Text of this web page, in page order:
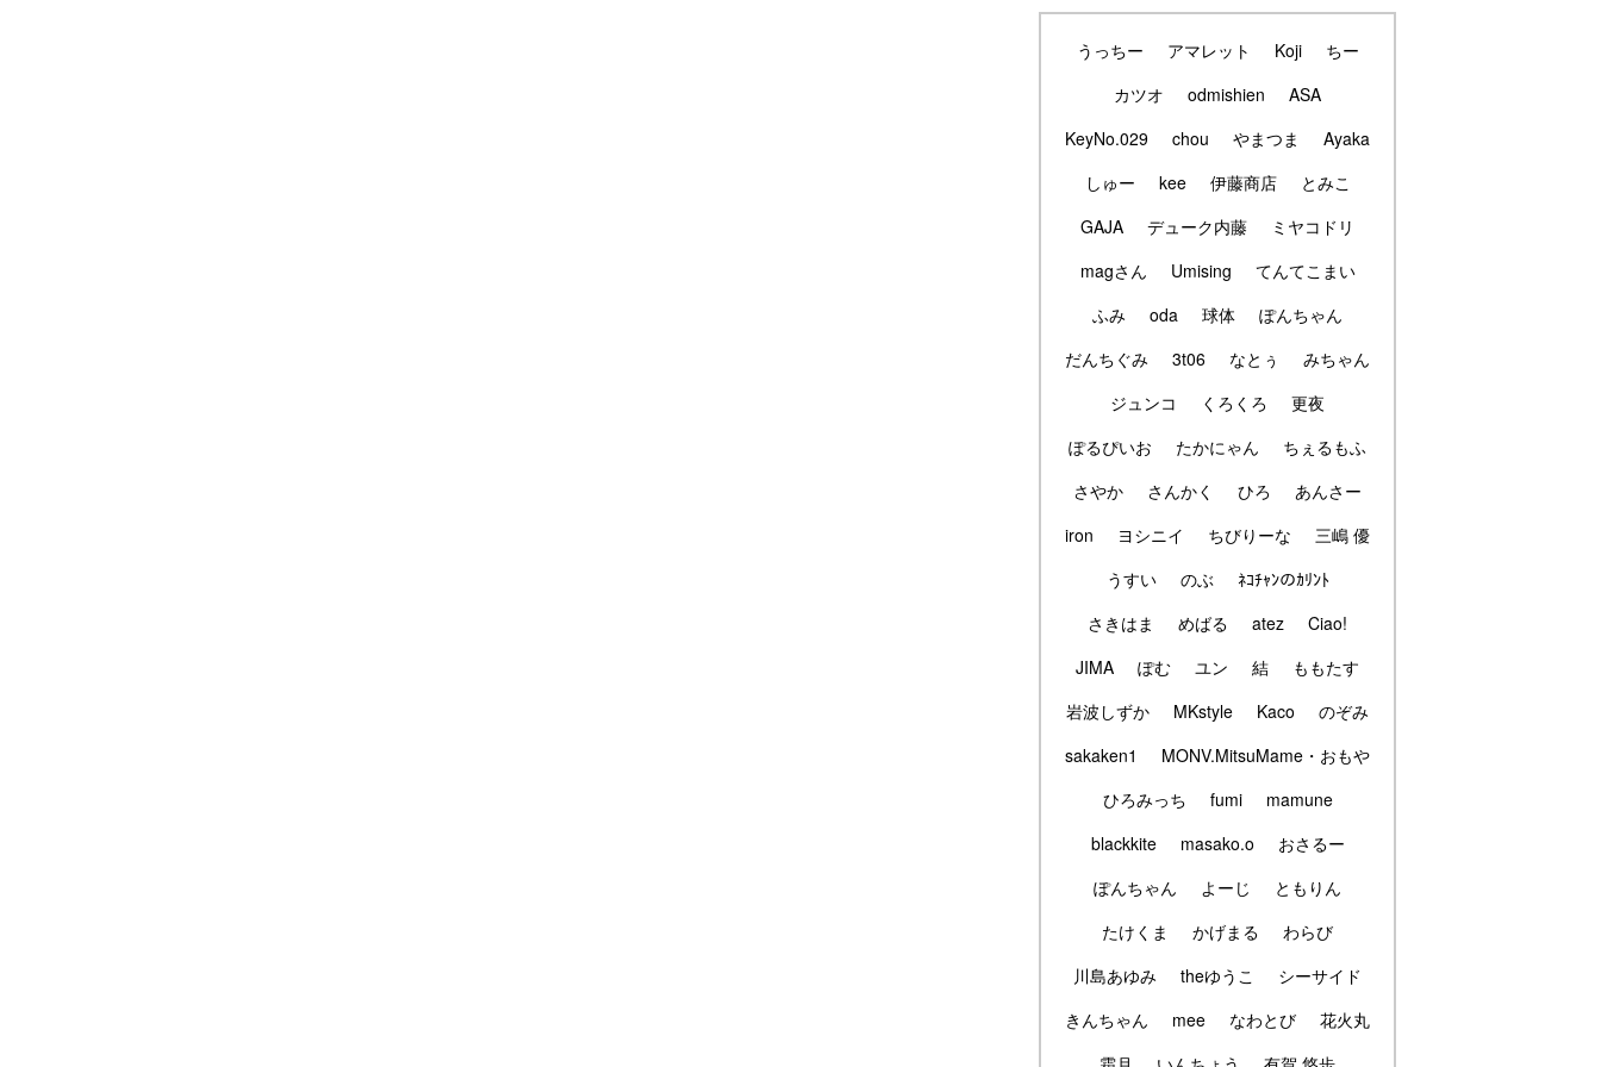
うっちー アマレット Koji
ちー
カツオ
odmishien
ASA
KeyNo.029
chou やまつま
Ayaka
しゅー
kee 伊藤商店
とみこ
GAJA
デューク内藤
ミヤコドリ
magさん
Umising
てんてこまい
ふみ
oda 球体
ぽんちゃん
だんちぐみ
3t06 なとぅ
みちゃん
ジュンコ
くろくろ
更夜
ぽるぴいお
たかにゃん
ちぇるもふ
さやか
さんかく ひろ
あんさー
iron
ヨシニイ ちびりーな
三嶋 優
うすい
のぶ
ﾈｺﾁｬﾝのｶﾘﾝﾄ
さきはま
めばる atez
Ciao!
JIMA
ぽむ ユン 結
ももたす
岩波しずか
MKstyle Kaco
のぞみ
sakaken1
MONV.MitsuMame・おもや
ひろみっち
fumi
mamune
blackkite
masako.o
おさるー
ぽんちゃん
よーじ
ともりん
たけくま
かげまる
わらび
川島あゆみ
theゆうこ
シーサイド
きんちゃん
mee なわとび
花火丸